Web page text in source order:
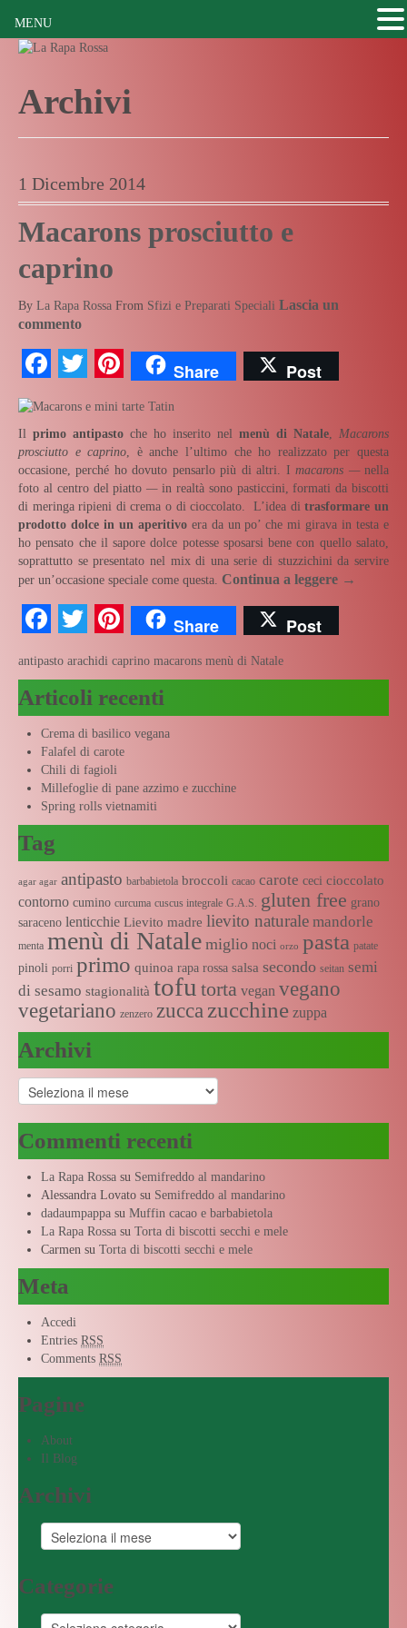
Archivi
1 Dicembre 2014
Macarons prosciutto e
caprino
By La Rapa Rossa From Sfizi e Preparati Speciali Lascia un
commento
Facebook
TwitterPinterest
Share Post
Il primo antipasto che ho inserito nel menù di Natale
Macarons
prosciutto e caprino , è anche l’ultimo che ho realizzato per questa
occasione, perché ho dovuto pensarlo più di altri. Imacarons —nella
foto al centro del piatto —in realtà sono pasticcini, formati da biscotti
di meringa ripieni di crema o di cioccolato. L’idea ditrasformare un
prodotto dolce in un aperitivoera da un po’ che mi girava in testa e
ho pensato che il sapore dolce potesse sposarsi bene con quello salato,
soprattutto se presentato nel mix di una serie di stuzzichini da servire
per un’occasione speciale come questa. Continua a leggere →
Facebook
TwitterPinterest
Share Post
antipasto arachidi caprino macarons menù di Natale
Articoli recenti
Crema di basilico vegana
Falafel di carote
Chili di fagioli
Millefoglie di pane azzimo e zucchine
Spring rolls vietnamiti
Tag
agar agar antipasto barbabietola broccoli cacao carote ceci cioccolato
contorno cumino curcuma cuscus integrale G.A.S. gluten free grano
saraceno lenticchie Lievito madre lievito naturale mandorle
menta menù di Natale miglio noci orzo pasta patate
pinoli porri primo quinoa rapa rossa salsa secondo seitan semi
di sesamo stagionalità tofu torta vegan vegano
vegetariano zenzero zucca zucchine zuppa
Archivi
Archivi
Commenti recenti
La Rapa Rossa su Semifreddo al mandarino
Alessandra Lovato su Semifreddo al mandarino
dadaumpappa su Muffin cacao e barbabietola
La Rapa Rossa su Torta di biscotti secchi e mele
Carmen su Torta di biscotti secchi e mele
Meta
Accedi
Entries RSS
Comments RSS
Pagine
About
Il Blog
Archivi
Categorie
MENU